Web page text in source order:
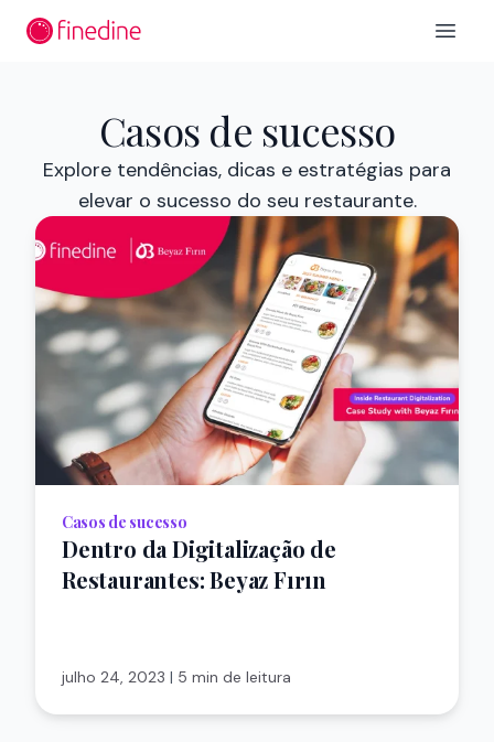
Open
Casos de sucesso
Explore tendências, dicas e estratégias para
elevar o sucesso do seu restaurante.
Casos de sucesso
Dentro da Digitalização de
Restaurantes: Beyaz Fırın
julho 24, 2023 | 5 min de leitura